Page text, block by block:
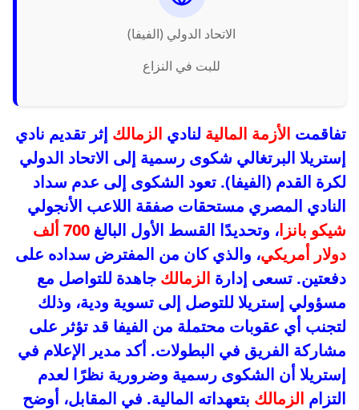
الاتحاد الدولي (الفيفا)
للبت في النزاع
تفاقمت الأزمة المالية لنادي الزمالك إثر تقديم نادي
إستريلا البرتغالي شكوى رسمية إلى الاتحاد الدولي
لكرة القدم (الفيفا). تعود الشكوى إلى عدم سداد
النادي المصري مستحقات صفقة اللاعب الأنجولي
شيكو بانزا، وتحديدًا القسط الأول البالغ
700 ألف
دولار أمريكي، والذي كان من المفترض سداده على
دفعتين. تسعى إدارة الزمالك جاهدة للتواصل مع
مسؤولي إستريلا للتوصل إلى تسوية ودية، وذلك
لتجنب أي عقوبات محتملة من الفيفا قد تؤثر على
مشاركة الفريق في البطولات. أكد مدير الإعلام في
إستريلا أن الشكوى رسمية وضرورية نظرًا لعدم
التزام الزمالك بتعهداته المالية. في المقابل، أوضح